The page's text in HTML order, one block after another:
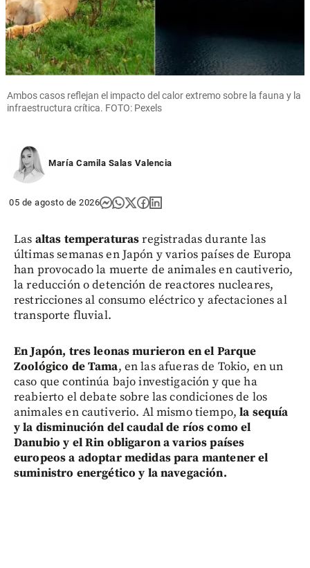
Ambos casos reflejan el impacto del calor extremo sobre la fauna y la
infraestructura crítica. FOTO: Pexels
María Camila Salas Valencia
05 de agosto de 2026
Las altas temperaturasregistradas durante las
últimas semanas en Japón y varios países de Europa
han provocado la muerte de animales en cautiverio,
la reducción o detención de reactores nucleares,
restricciones al consumo eléctrico y afectaciones al
transporte fluvial.
En Japón, tres leonas murieron en el Parque
Zoológico de Tama, en las afueras de Tokio, en un
caso que continúa bajo investigación y que ha
reabierto el debate sobre las condiciones de los
animales en cautiverio. Al mismo tiempo, la sequía
y la disminución del caudal de ríos como el
Danubio y el Rin obligaron a varios países
europeos a adoptar medidas para mantener el
suministro energético y la navegación.